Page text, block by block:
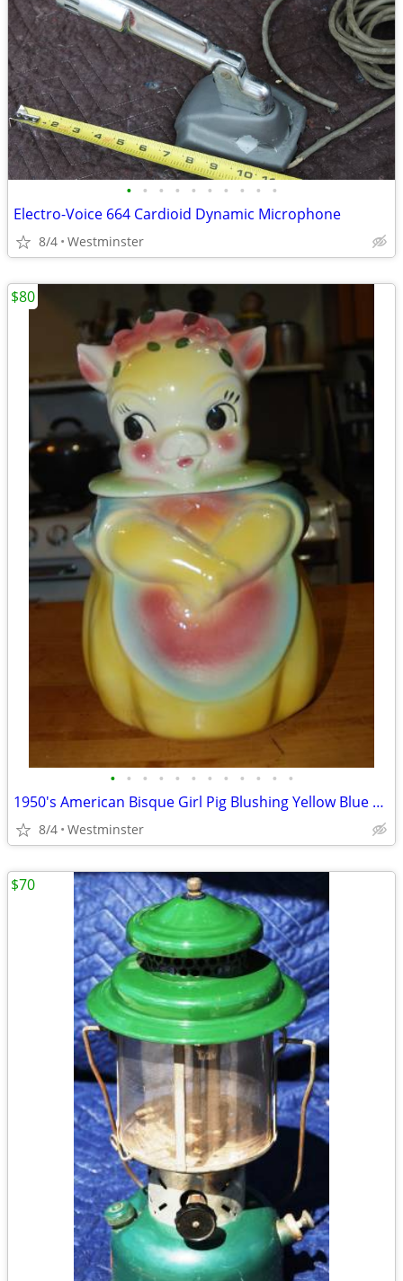
• • • • • • • • • •
Electro-Voice 664 Cardioid Dynamic Microphone
8/4 Westminster
• • • • • • • • • • • •
1950's American Bisque Girl Pig Blushing Yellow Blue Cookie Jar
8/4 Westminster
$80
$70